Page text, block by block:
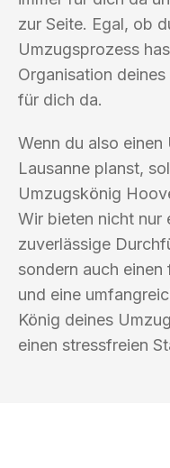
zur Seite. Egal, ob
Umzugsprozess
Organisation
für dich da.
Wenn du also
Lausanne planst,
Umzugskönig
Wir bieten nicht nur
zuverlässige
sondern auch
und eine
König deines
einen stressfreien